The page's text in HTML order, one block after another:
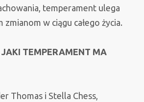
temperament ulega
w ciągu całego życia.
JAKI TEMPERAMENT MA
Thomas i Stella Chess,